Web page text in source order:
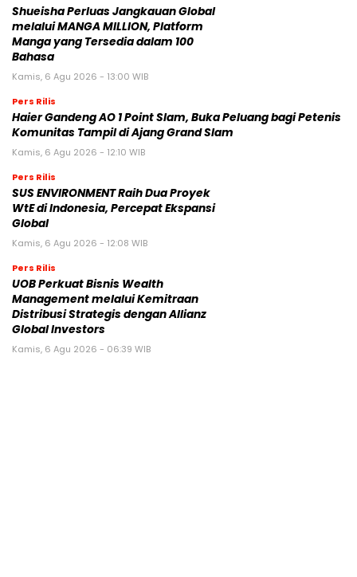
Shueisha Perluas Jangkauan Global
melalui MANGA MILLION, Platform
Manga yang Tersedia dalam 100
Bahasa
Kamis, 6 Agu 2026 - 13:00 WIB
Pers Rilis
Haier Gandeng AO 1 Point Slam, Buka Peluang bagi Petenis
Komunitas Tampil di Ajang Grand Slam
Kamis, 6 Agu 2026 - 12:10 WIB
Pers Rilis
SUS ENVIRONMENT Raih Dua Proyek
WtE di Indonesia, Percepat Ekspansi
Global
Kamis, 6 Agu 2026 - 12:08 WIB
Pers Rilis
UOB Perkuat Bisnis Wealth
Management melalui Kemitraan
Distribusi Strategis dengan Allianz
Global Investors
Kamis, 6 Agu 2026 - 06:39 WIB